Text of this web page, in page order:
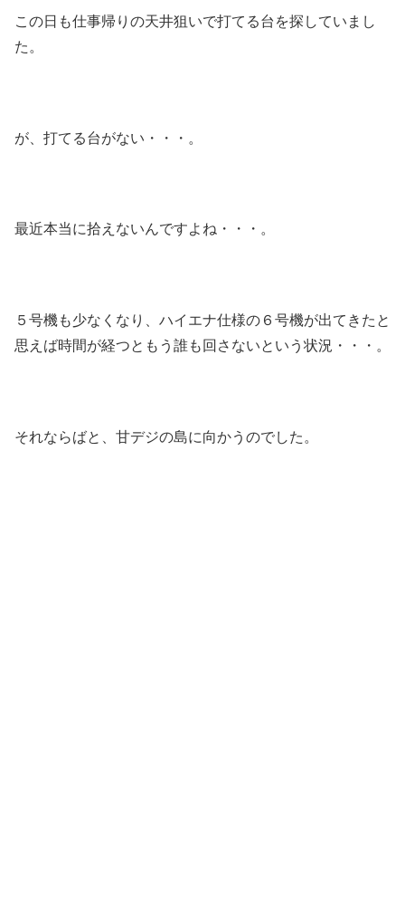
この日も仕事帰りの天井狙いで打てる台を探していまし
た。
が、打てる台がない・・・。
最近本当に拾えないんですよね・・・。
５号機も少なくなり、ハイエナ仕様の６号機が出てきたと
思えば時間が経つともう誰も回さないという状況・・・。
それならばと、甘デジの島に向かうのでした。